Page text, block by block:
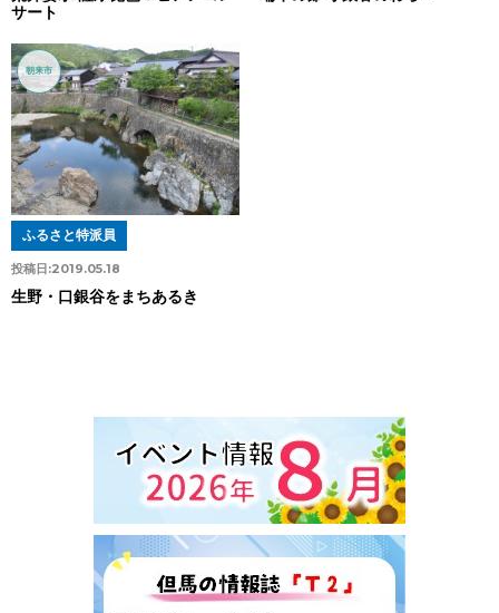
サート
朝来市
投稿日:2019.05.18
ふるさと特派員
生野・口銀谷をまちあるき